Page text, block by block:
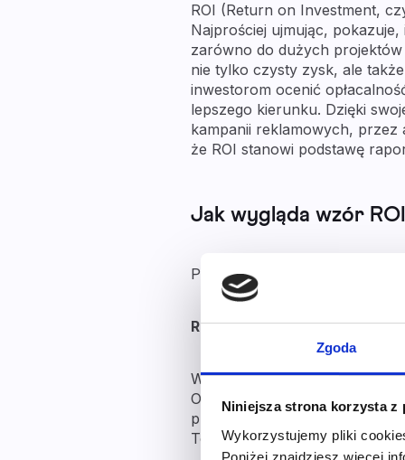
Zgoda
Niniejsza strona korzysta z
Wykorzystujemy pliki
Poniżej znajdziesz więcej
ROI (Return on Investment,
Najprościej ujmując,
zarówno do dużych projektów
nie tylko czysty zysk, ale
inwestorom ocenić
lepszego kierunku. Dzięki
kampanii reklamowych, przez
że ROI stanowi podstawę
Jak wygląda wzór
Podstawowa formuła, czyli
ROI= (Przychody – Koszt
W praktyce najpierw
Otrzymany rezultat wyrażamy
przyniosła przychód w
To oznacza, że każda